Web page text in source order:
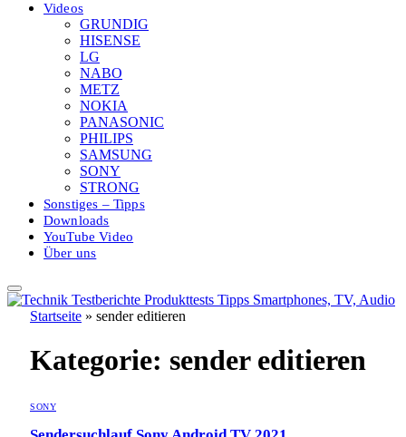
Videos
GRUNDIG
HISENSE
LG
NABO
METZ
NOKIA
PANASONIC
PHILIPS
SAMSUNG
SONY
STRONG
Sonstiges – Tipps
Downloads
YouTube Video
Über uns
Startseite » sender editieren
Kategorie: sender editieren
SONY